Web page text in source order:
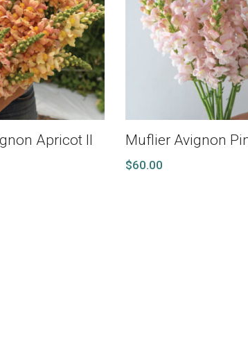
Apricot II Muflier Avignon
$60.00